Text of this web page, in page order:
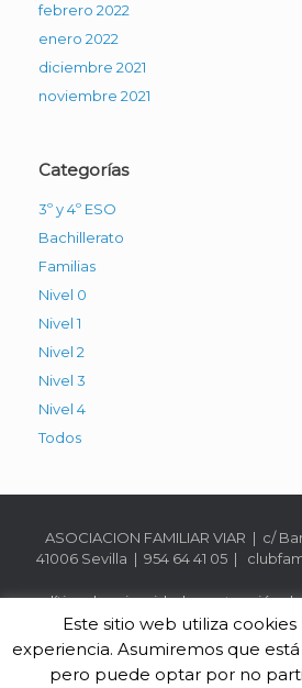
febrero 2022
enero 2022
diciembre 2021
noviembre 2021
Categorías
3º y 4º ESO
Bachillerato
Familias
Nivel 0
Nivel 1
Nivel 2
Nivel 3
Nivel 4
Todos
ASOCIACION FAMILIAR VIAR | c/
41006 Sevilla | 954 64 41 05 |
política de privacidad y protección
política de
Este sitio web utiliza
experiencia. Asumiremos que
pero puede optar por no